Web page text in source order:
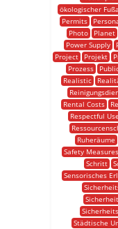
ökologischer
Permits
Photo
Planet
Power Supply
Project
Projekt
Prozess
Realistic
Rental Costs
Respectful Use
Ruheräume
Safety Measures
Schritt
Sensorisches
Städtische